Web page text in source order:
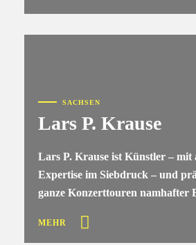
SACHSEN
Lars P. Krause
Lars P. Krause ist Künstler – mit
Expertise im Siebdruck – und
ganze Konzerttouren namhafter
MEHR